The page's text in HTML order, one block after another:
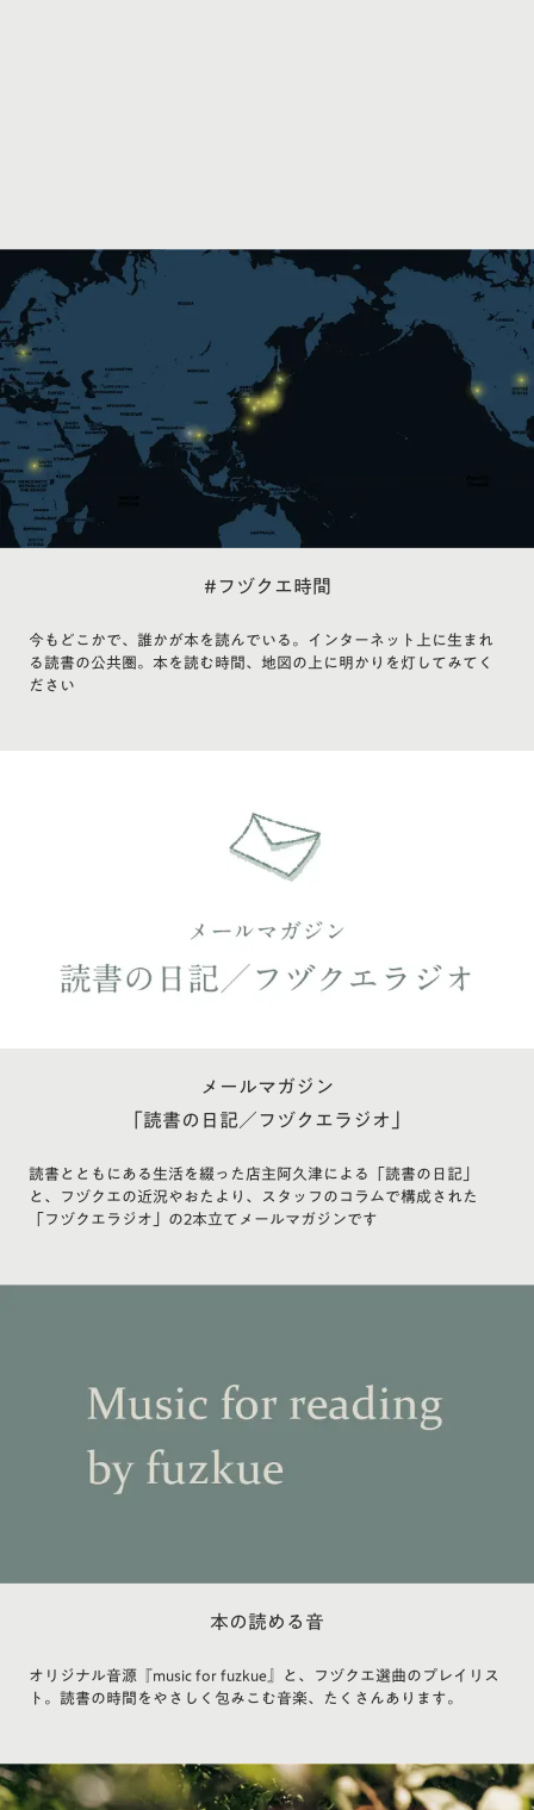
#フヅクエ時間
今もどこかで、誰かが本を読んでいる。インターネット上に生まれ
る読書の公共圏。本を読む時間、地図の上に明かりを灯してみてく
ださい
メールマガジン
「読書の日記／フヅクエラジオ」
読書とともにある生活を綴った店主阿久津による「読書の日記」
と、フヅクエの近況やおたより、スタッフのコラムで構成された
「フヅクエラジオ」の2本立てメールマガジンです
本の読める音
オリジナル音源『music for fuzkue』と、フヅクエ選曲のプレイリス
ト。読書の時間をやさしく包みこむ音楽、たくさんあります。